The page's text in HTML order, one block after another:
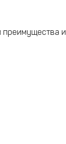
преимущества и